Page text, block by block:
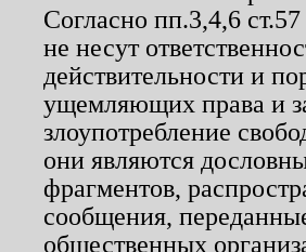
Согласно пп.3,4,6
не несут
действительности и
ущемляющих права и
злоупотребление
они являются
фрагментов,
сообщения,
общественных